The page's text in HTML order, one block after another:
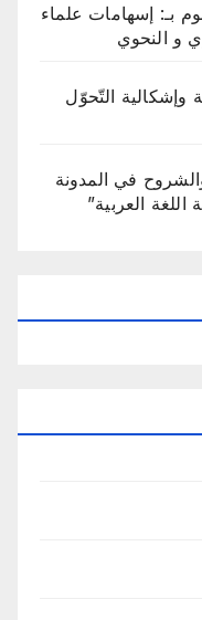
بـ: إسهامات علماء
و النحوي
وإشكالية التّحوّل
في المدونة
اللغة العربية”